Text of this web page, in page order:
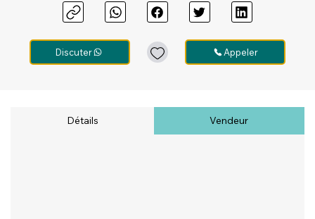
Discuter Appeler
Détails Vendeur